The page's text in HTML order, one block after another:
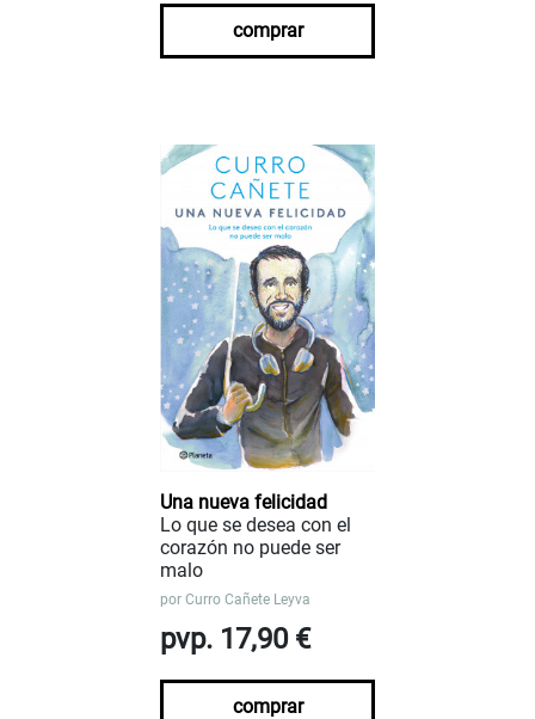
comprar
Una nueva felicidad
Lo que se desea con el
corazón no puede ser
malo
por Curro Cañete Leyva
pvp. 17,90 €
comprar